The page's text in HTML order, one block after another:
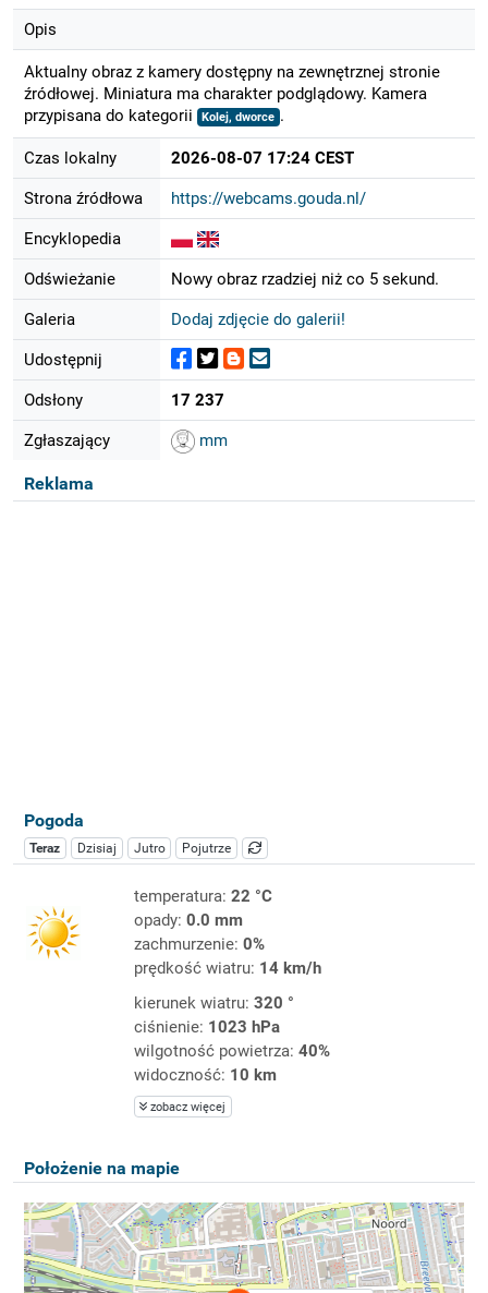
Opis
Aktualny obraz z kamery dostępny na zewnętrznej stronie
źródłowej. Miniatura ma charakter podglądowy. Kamera
przypisana do kategorii
Kolej, dworce .
Czas lokalny 2026-08-07 17:24 CEST
Strona źródłowa https://webcams.gouda.nl/
Encyklopedia
Odświeżanie Nowy obraz rzadziej niż co 5 sekund.
Galeria Dodaj zdjęcie do galerii!
Udostępnij
Odsłony 17 237
Zgłaszający mm
Reklama
Pogoda
Teraz Dzisiaj Jutro Pojutrze
temperatura: 22 °C
opady: 0.0 mm
zachmurzenie: 0%
prędkość wiatru: 14 km/h
kierunek wiatru: 320 °
ciśnienie: 1023 hPa
wilgotność powietrza: 40%
widoczność: 10 km
zobacz więcej
Położenie na mapie